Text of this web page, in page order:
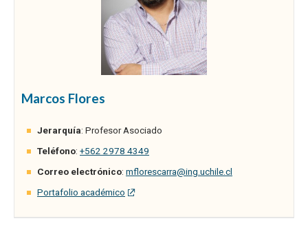
Marcos Flores
Jerarquía: Profesor Asociado
Teléfono: +562 2978 4349
Correo electrónico: mflorescarra@ing.uchile.cl
Portafolio académico